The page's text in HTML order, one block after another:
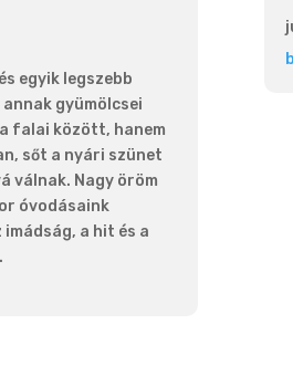
egyik legszebb
gyümölcsei
falai között, hanem
sőt a nyári szünet
válnak. Nagy öröm
óvodásaink
a hit és a